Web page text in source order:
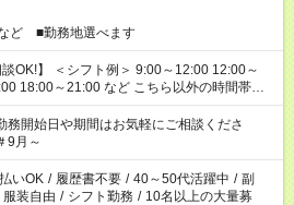
ど ■勤務地選べます
～12:00 12:00～
など こちら以外の時間帯も
さい！
開始日や期間はお気軽にご相談くださ
月～
いOK / 履歴書不要 / 40～50代活躍中 / 副
服装自由 / シフト勤務 / 10名以上の大量募